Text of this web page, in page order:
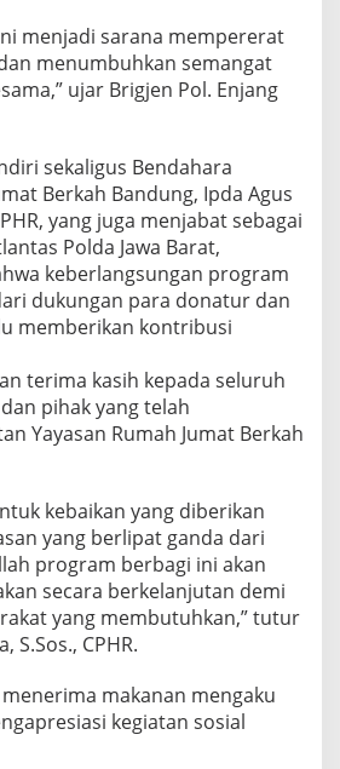
menjadi sarana mempererat
menumbuhkan semangat
ujar Brigjen Pol. Enjang
sekaligus Bendahara
Berkah Bandung, Ipda Agus
yang juga menjabat sebagai
Polda Jawa Barat,
keberlangsungan program
dukungan para donatur dan
memberikan kontribusi
terima kasih kepada seluruh
pihak yang telah
Yayasan Rumah Jumat Berkah
kebaikan yang diberikan
yang berlipat ganda dari
program berbagi ini akan
secara berkelanjutan demi
yang membutuhkan,” tutur
S.Sos., CPHR.
makanan mengaku
kegiatan sosial